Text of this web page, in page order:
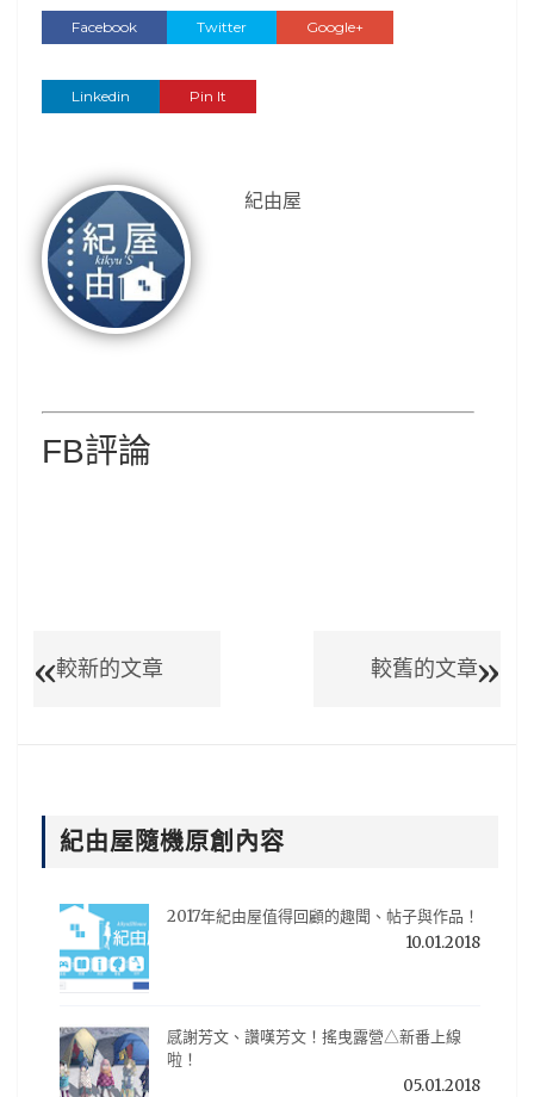
Facebook Twitter Google+
Linkedin Pin It
紀由屋
FB評論
較新的文章 較舊的文章
紀由屋隨機原創內容
2017年紀由屋值得回顧的趣聞、帖子與作品！
10.01.2018
感謝芳文、讚嘆芳文！搖曳露營△新番上線
啦！
05.01.2018